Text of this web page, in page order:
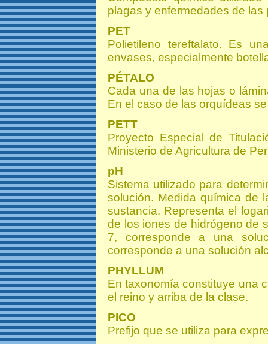
plagas y enfermedades de
PET
Polietileno tereftalato. Es
envases, especialmente
PÉTALO
Cada una de las hojas o
En el caso de las orquídeas
PETT
Proyecto Especial de
Ministerio de Agricultura de
pH
Sistema utilizado para
solución. Medida química de
sustancia. Representa el
de los iones de hidrógeno de
7, corresponde a una
corresponde a una solución
PHYLLUM
En taxonomía constituye una
el reino y arriba de la clase.
PICO
Prefijo que se utiliza para